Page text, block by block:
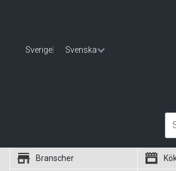
Sverige Svenska
Branscher